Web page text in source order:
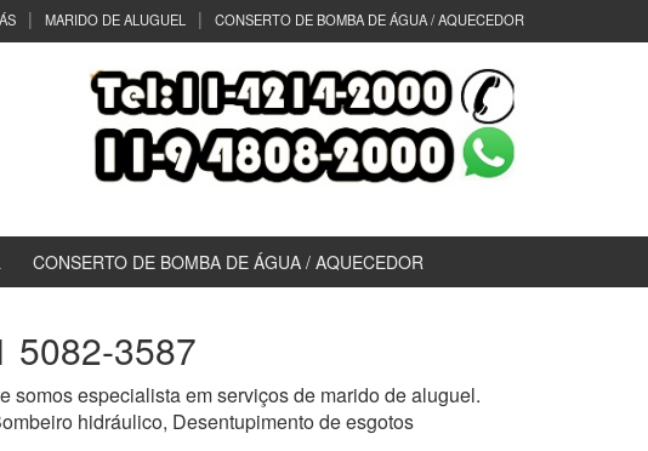
MARIDO DE ALUGUEL CONSERTO DE BOMBA DE ÁGUA / AQUECEDOR
CONSERTO DE BOMBA DE ÁGUA / AQUECEDOR
5082-3587
somos especialista em serviços de marido de aluguel.
hidráulico, Desentupimento de esgotos